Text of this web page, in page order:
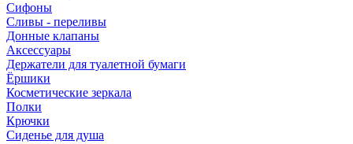
Сифоны
Сливы - переливы
Донные клапаны
Аксессуары
Держатели для туалетной бумаги
Ёршики
Косметические зеркала
Полки
Крючки
Сиденье для душа